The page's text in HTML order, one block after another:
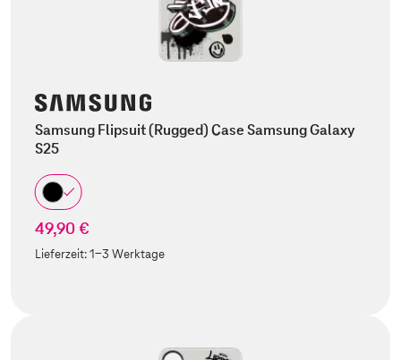
Samsung Flipsuit (Rugged) Case Samsung Galaxy
S25
49,90 €
Lieferzeit:1-3 Werktage